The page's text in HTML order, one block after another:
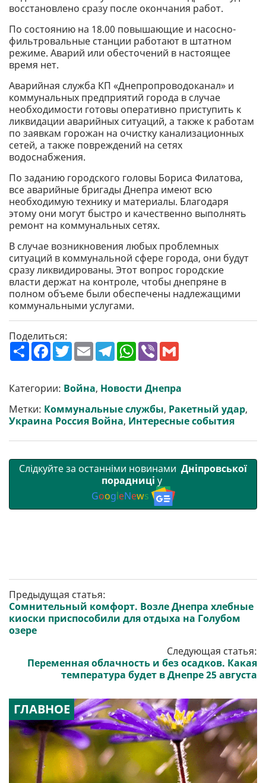
восстановлено сразу после окончания работ.
По состоянию на 18.00 повышающие и насосно-
фильтровальные станции работают в штатном
режиме. Аварий или обесточений в настоящее
время нет.
Аварийная служба КП «Днепропроводоканал» и
коммунальных предприятий города в случае
необходимости готовы оперативно приступить к
ликвидации аварийных ситуаций, а также к работам
по заявкам горожан на очистку канализационных
сетей, а также повреждений на сетях
водоснабжения.
По заданию городского головы Бориса Филатова,
все аварийные бригады Днепра имеют всю
необходимую технику и материалы. Благодаря
этому они могут быстро и качественно выполнять
ремонт на коммунальных сетях.
В случае возникновения любых проблемных
ситуаций в коммунальной сфере города, они будут
сразу ликвидированы. Этот вопрос городские
власти держат на контроле, чтобы днепряне в
полном объеме были обеспечены надлежащими
коммунальными услугами.
Поделиться:
П
о
р
и
т
и
F
a
b
o
o
k
T
w
t
e
r
E
m
l
T
e
g
r
a
m
W
h
s
A
p
p
V
r l
Категории: Война, Новости Днепра
Метки: Коммунальные службы, Ракетный удар,
Украина Россия Война, Интересные события
Слідкуйте за останніми новинами Дніпровської
порадниці у
GoogleNews
Предыдущая статья:
Сомнительный комфорт. Возле Днепра хлебные
киоски приспособили для отдыха на Голубом
озере
Следующая статья:
Переменная облачность и без осадков. Какая
температура будет в Днепре 25 августа
ГЛАВНОЕ